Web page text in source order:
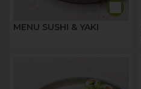
MENU SUSHI & YAKI